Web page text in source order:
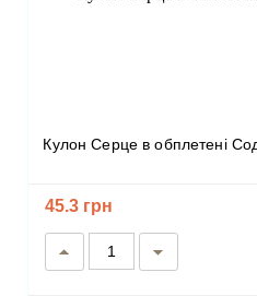
Кулон Серце в обплетені
45.3 грн